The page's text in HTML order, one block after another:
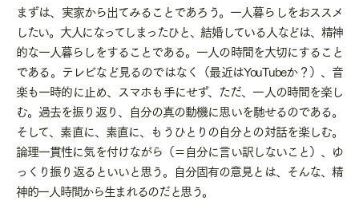
まずは、実家から出てみることであろう。一人暮らしをおススメ
したい。大人になってしまったひと、結婚している人などは、精神
的な一人暮らしをすることである。一人の時間を大切にすること
である。テレビなど見るのではなく（最近はYouTubeか？）、音
楽も一時的に止め、スマホも手にせず、ただ、一人の時間を楽し
む。過去を振り返り、自分の真の動機に思いを馳せるのである。
そして、素直に、素直に、もうひとりの自分との対話を楽しむ。
論理一貫性に気を付けながら（＝自分に言い訳しないこと）、ゆ
っくり振り返るといいと思う。自分固有の意見とは、そんな、精
神的一人時間から生まれるのだと思う。